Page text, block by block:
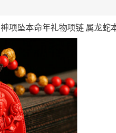
项坠本命年礼物项链 属龙蛇